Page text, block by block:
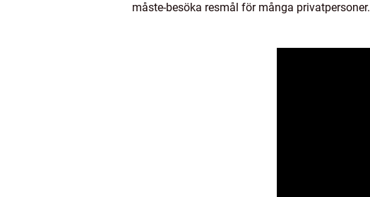
måste-besöka resmål för många privatpersoner.